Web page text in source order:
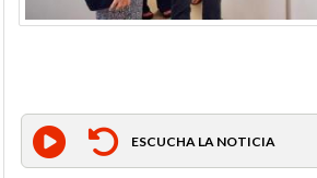
ESCUCHA LA NOTICIA